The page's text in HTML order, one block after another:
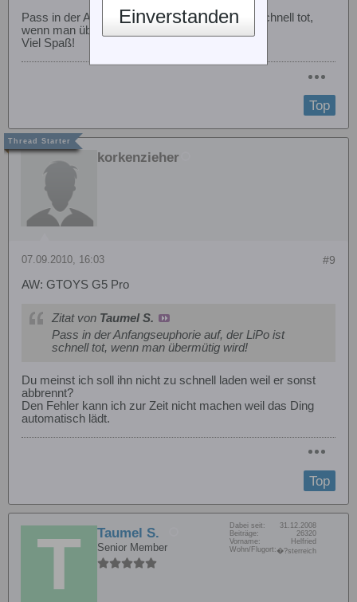
Pass in der Anfangseuphorie auf, der LiPo ist schnell tot,
wenn man übermütig wird!
Viel Spaß!
Top
korkenzieher
#9
07.09.2010, 16:03
AW: GTOYS G5 Pro
Zitat von Taumel S.
Pass in der Anfangseuphorie auf, der LiPo ist
schnell tot, wenn man übermütig wird!
Du meinst ich soll ihn nicht zu schnell laden weil er sonst
abbrennt?
Den Fehler kann ich zur Zeit nicht machen weil das Ding
automatisch lädt.
Top
Taumel S.
Senior Member
Dabei seit:
31.12.2008
Beiträge:
26320
Vorname:
Helfried
Wohn/Flugort: �?sterreich
Einverstanden